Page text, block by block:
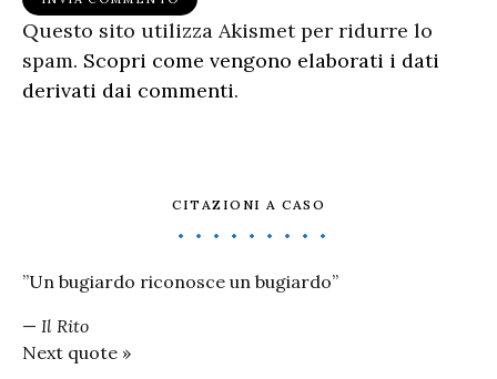
Questo sito utilizza Akismet per ridurre lo
spam. Scopri come vengono elaborati i dati
derivati dai commenti.
CITAZIONI A CASO
”Un bugiardo riconosce un bugiardo”
— Il Rito
Next quote »